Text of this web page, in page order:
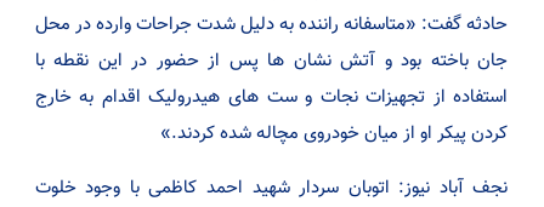
حادثه گفت: «متاسفانه راننده به دلیل شدت جراحات وارده در محل
جان باخته بود و آتش نشان ها پس از حضور در این نقطه با
استفاده از تجهیزات نجات و ست های هیدرولیک اقدام به خارج
کردن پیکر او از میان خودروی مچاله شده کردند.»
نجف آباد نیوز: اتوبان سردار شهید احمد کاظمی با وجود خلوت